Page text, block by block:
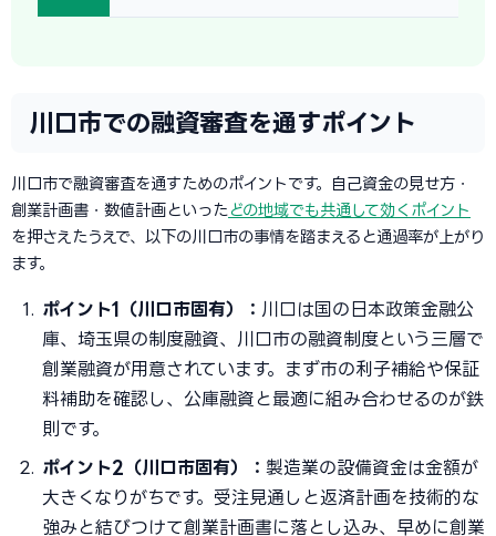
川口市での融資審査を通すポイント
川口市で融資審査を通すためのポイントです。自己資金の見せ方・
創業計画書・数値計画といった どの地域でも共通して効くポイント
を押さえたうえで、以下の川口市の事情を踏まえると通過率が上がり
ます。
ポイント1（川口市固有）： 川口は国の日本政策金融公
庫、埼玉県の制度融資、川口市の融資制度という三層で
創業融資が用意されています。まず市の利子補給や保証
料補助を確認し、公庫融資と最適に組み合わせるのが鉄
則です。
ポイント2（川口市固有）： 製造業の設備資金は金額が
大きくなりがちです。受注見通しと返済計画を技術的な
強みと結びつけて創業計画書に落とし込み、早めに創業